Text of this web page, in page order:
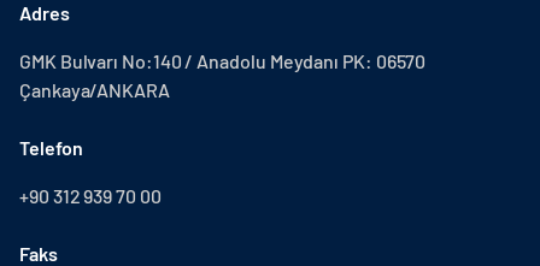
Adres
GMK Bulvarı No:140 / Anadolu Meydanı PK: 06570
Çankaya/ANKARA
Telefon
+90 312 939 70 00
Faks